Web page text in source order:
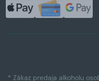
* Zákaz predaja alkoholu